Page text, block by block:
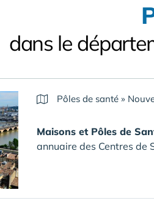
dans le
Pôles de santé »
Maisons et Pôles de
annuaire des Centres de